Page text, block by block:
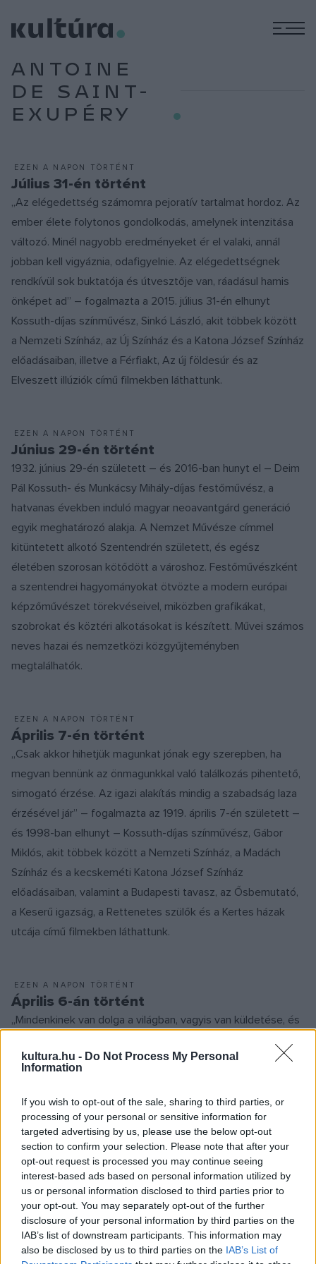
kultura.hu - Do Not Process My Personal
Information
If you wish to opt-out of the sale, sharing to third parties, or
processing of your personal or sensitive information for
targeted advertising by us, please use the below opt-out
section to confirm your selection. Please note that after your
opt-out request is processed you may continue seeing
interest-based ads based on personal information utilized by
us or personal information disclosed to third parties prior to
your opt-out. You may separately opt-out of the further
disclosure of your personal information by third parties on the
IAB’s list of downstream participants. This information may
also be disclosed by us to third parties on the IAB’s List of
ANTOINE
DE SAINT-
EXUPÉRY
EZEN A NAPON TÖRTÉNT
Július 31-én történt
„Az elégedettség számomra pejoratív tartalmat hordoz. Az
ember élete folytonos gondolkodás, amelynek intenzitása
változó. Minél nagyobb eredményeket ér el valaki, annál
jobban kell vigyáznia, odafigyelnie. Az elégedettségnek
rendkívül sok buktatója és útvesztője van, ráadásul hamis
önképet ad” – fogalmazta a 2015. július 31-én elhunyt
Kossuth-díjas színművész, Sinkó László, akit többek között
a Nemzeti Színház, az Új Színház és a Katona József Színház
előadásaiban, illetve a Férfiakt, Az új földesúr és az
Elveszett illúziók című filmekben láthattunk.
EZEN A NAPON TÖRTÉNT
Június 29-én történt
1932. június 29-én született – és 2016-ban hunyt el – Deim
Pál Kossuth- és Munkácsy Mihály-díjas festőművész, a
hatvanas években induló magyar neoavantgárd generáció
egyik meghatározó alakja. A Nemzet Művésze címmel
kitüntetett alkotó Szentendrén született, és egész
életében szorosan kötődött a városhoz. Festőművészként
a szentendrei hagyományokat ötvözte a modern európai
képzőművészet törekvéseivel, miközben grafikákat,
szobrokat és köztéri alkotásokat is készített. Művei számos
neves hazai és nemzetközi közgyűjteményben
megtalálhatók.
EZEN A NAPON TÖRTÉNT
Április 7-én történt
„Csak akkor hihetjük magunkat jónak egy szerepben, ha
megvan bennünk az önmagunkkal való találkozás pihentető,
simogató érzése. Az igazi alakítás mindig a szabadság laza
érzésével jár” – fogalmazta az 1919. április 7-én született –
és 1998-ban elhunyt – Kossuth-díjas színművész, Gábor
Miklós, akit többek között a Nemzeti Színház, a Madách
Színház és a kecskeméti Katona József Színház
előadásaiban, valamint a Budapesti tavasz, az Ősbemutató,
a Keserű igazság, a Rettenetes szülők és a Kertes házak
utcája című filmekben láthattunk.
EZEN A NAPON TÖRTÉNT
Április 6-án történt
„Mindenkinek van dolga a világban, vagyis van küldetése, és
küldetéstudat” – fogalmazta a ma ötvennyolcadik
előadóművész, Kovács Ákos. A Bonanza Banzai
frontembereként induló, majd szólópályára lépve is rendkívül
népszerű zenész több mint harminc nagylemezt készített,
amelyeken olyan emlékezetes dalok hallhatók, mint az
Induljon a banzáj, az 1984, a Hello, az Indiántánc, az Ilyenek
voltunk, a Keresem az utam, a Valami véget ért és a Dúdolni
halkan.
KÖNYVAJÁNLÓ